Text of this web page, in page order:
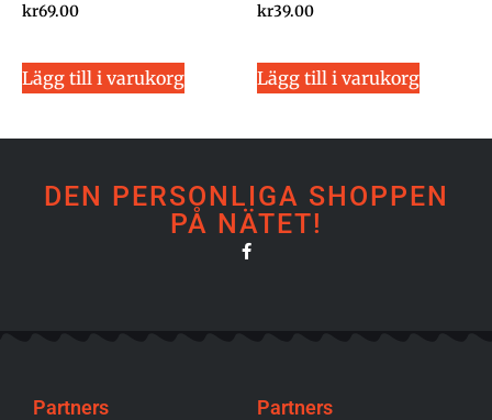
kr69.00
Lägg till i varukorg
kr39.00
Lägg till i varukorg
DEN PERSONLIGA SHOPPEN
PÅ NÄTET!
Partners Partners